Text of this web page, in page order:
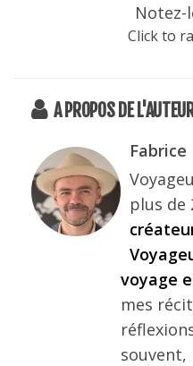
Notez-
Click to
A PROPOS DE
Fabrice
plus de
voyage
mes